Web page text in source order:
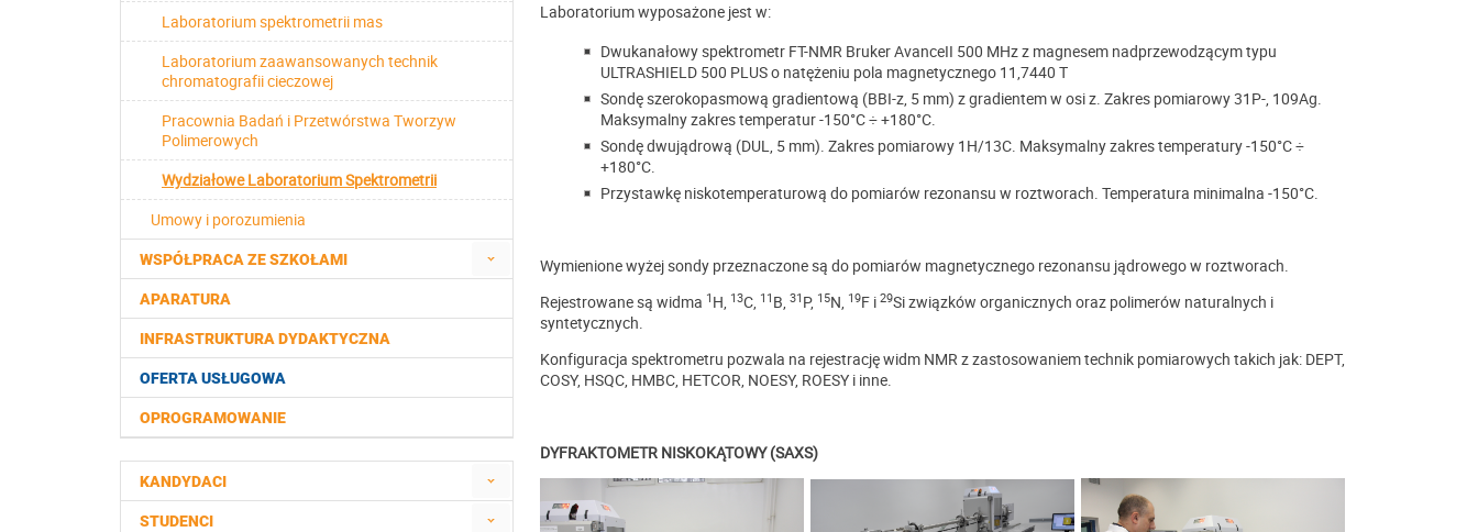
Laboratorium spektrometrii mas
Laboratorium zaawansowanych technik
chromatografii cieczowej
Pracownia Badań i Przetwórstwa Tworzyw
Polimerowych
Wydziałowe Laboratorium Spektrometrii
Umowy i porozumienia
WSPÓŁPRACA ZE SZKOŁAMI
APARATURA
INFRASTRUKTURA DYDAKTYCZNA
OFERTA USŁUGOWA
OPROGRAMOWANIE
KANDYDACI
STUDENCI
Laboratorium wyposażone jest w:
Dwukanałowy spektrometr FT-NMR Bruker AvanceII 500 MHz z magnesem nadprzewodzącym typu
ULTRASHIELD 500 PLUS o natężeniu pola magnetycznego 11,7440 T
Sondę szerokopasmową gradientową (BBI-z, 5 mm) z gradientem w osi z. Zakres pomiarowy 31P-, 109Ag.
Maksymalny zakres temperatur -150°C ÷ +180°C.
Sondę dwujądrową (DUL, 5 mm). Zakres pomiarowy 1H/13C. Maksymalny zakres temperatury -150°C ÷
+180°C.
Przystawkę niskotemperaturową do pomiarów rezonansu w roztworach. Temperatura minimalna -150°C.
Wymienione wyżej sondy przeznaczone są do pomiarów magnetycznego rezonansu jądrowego w roztworach.
Rejestrowane są widma 1 H, 13C, 11 B, 31 P, 15N, 19F i 29Si związków organicznych oraz polimerów naturalnych i
syntetycznych.
Konfiguracja spektrometru pozwala na rejestrację widm NMR z zastosowaniem technik pomiarowych takich jak: DEPT,
COSY, HSQC, HMBC, HETCOR, NOESY, ROESY i inne.
DYFRAKTOMETR NISKOKĄTOWY (SAXS)